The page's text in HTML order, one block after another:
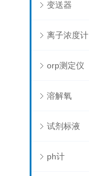
变送器
离子浓度计
orp测定仪
溶解氧
试剂标液
ph计